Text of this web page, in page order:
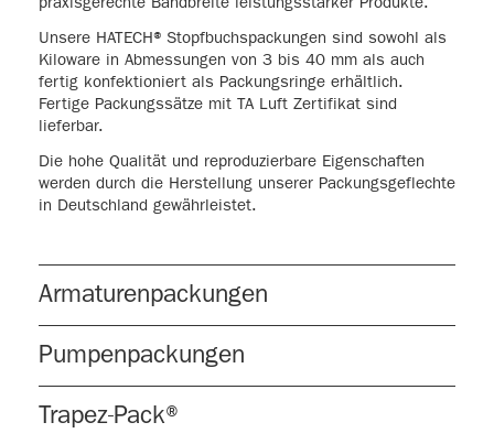
Unsere HATECH® Stopfbuchspackungen sind sowohl als
Kiloware in Abmessungen von 3 bis 40 mm als auch
fertig konfektioniert als Packungsringe erhältlich.
Fertige Packungssätze mit TA Luft Zertifikat sind
lieferbar.
Die hohe Qualität und reproduzierbare Eigenschaften
werden durch die Herstellung unserer Packungsgeflechte
in Deutschland gewährleistet.
Armaturenpackungen
Pumpenpackungen
Trapez-Pack®